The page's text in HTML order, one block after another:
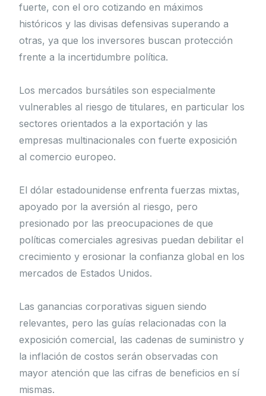
fuerte, con el oro cotizando en máximos
históricos y las divisas defensivas superando a
otras, ya que los inversores buscan protección
frente a la incertidumbre política.
Los mercados bursátiles son especialmente
vulnerables al riesgo de titulares, en particular los
sectores orientados a la exportación y las
empresas multinacionales con fuerte exposición
al comercio europeo.
El dólar estadounidense enfrenta fuerzas mixtas,
apoyado por la aversión al riesgo, pero
presionado por las preocupaciones de que
políticas comerciales agresivas puedan debilitar el
crecimiento y erosionar la confianza global en los
mercados de Estados Unidos.
Las ganancias corporativas siguen siendo
relevantes, pero las guías relacionadas con la
exposición comercial, las cadenas de suministro y
la inflación de costos serán observadas con
mayor atención que las cifras de beneficios en sí
mismas.